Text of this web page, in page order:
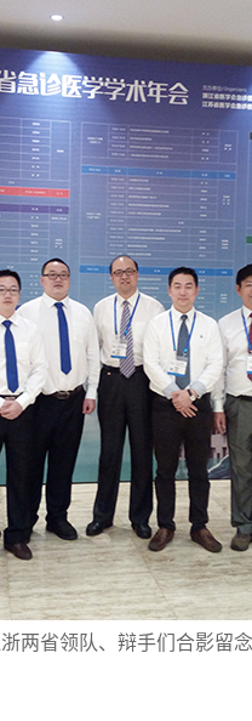
省领队、辩手们合影留念